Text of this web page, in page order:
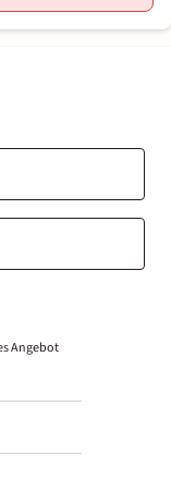
Angebot